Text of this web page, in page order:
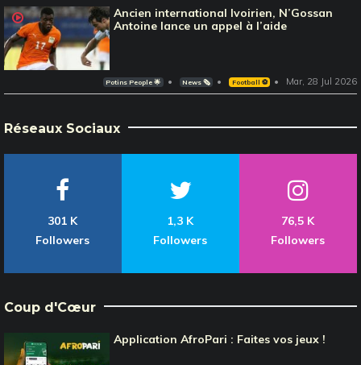
Ancien international Ivoirien, N’Gossan
Antoine lance un appel à l’aide
Potins People 🌟 News 🗞️ Football ⚽️ Mar, 28 Jul 2026
Réseaux Sociaux
301 K
Followers
1,3 K
Followers
76,5 K
Followers
Coup d'Cœur
Application AfroPari : Faites vos jeux !